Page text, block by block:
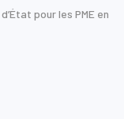
pour les PME en